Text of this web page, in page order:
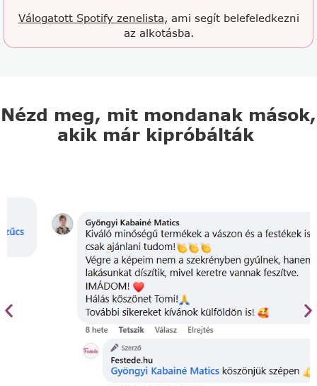
Válogatott Spotify zenelista, ami segít belefeledkezni
az alkotásba.
Nézd meg, mit mondanak mások,
akik már kipróbálták